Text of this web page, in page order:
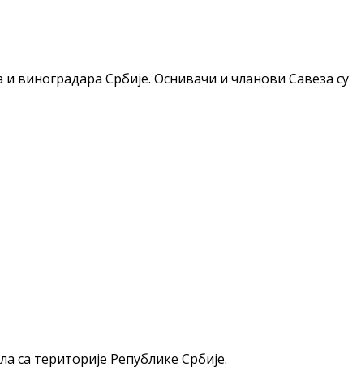
виноградара Србије. Оснивачи и чланови Савеза су
са територије Републике Србије.